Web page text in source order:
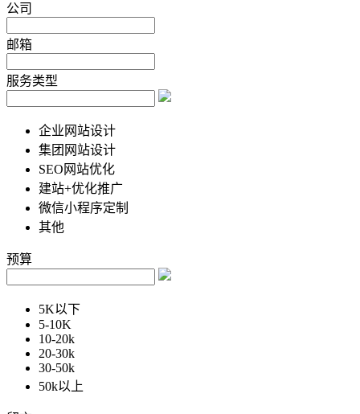
公司
邮箱
服务类型
企业网站设计
集团网站设计
SEO网站优化
建站+优化推广
微信小程序定制
其他
预算
5K以下
5-10K
10-20k
20-30k
30-50k
50k以上